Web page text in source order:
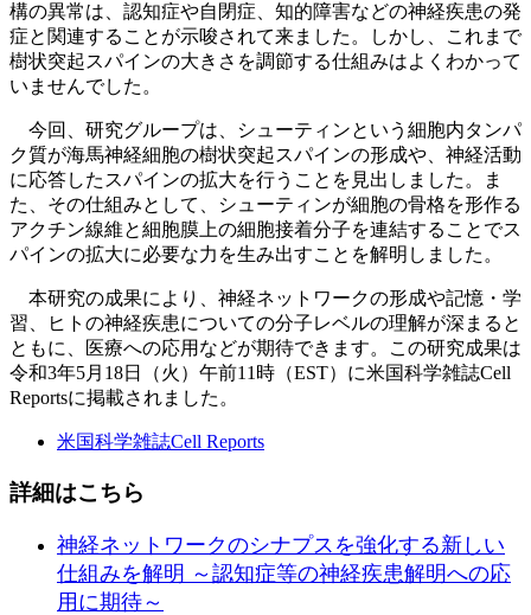
構の異常は、認知症や自閉症、知的障害などの神経疾患の発
症と関連することが示唆されて来ました。しかし、これまで
樹状突起スパインの大きさを調節する仕組みはよくわかって
いませんでした。
今回、研究グループは、シューティンという細胞内タンパ
ク質が海馬神経細胞の樹状突起スパインの形成や、神経活動
に応答したスパインの拡大を行うことを見出しました。ま
た、その仕組みとして、シューティンが細胞の骨格を形作る
アクチン線維と細胞膜上の細胞接着分子を連結することでス
パインの拡大に必要な力を生み出すことを解明しました。
本研究の成果により、神経ネットワークの形成や記憶・学
習、ヒトの神経疾患についての分子レベルの理解が深まると
ともに、医療への応用などが期待できます。この研究成果は
令和3年5月18日（火）午前11時（EST）に米国科学雑誌Cell
Reportsに掲載されました。
米国科学雑誌Cell Reports
詳細はこちら
神経ネットワークのシナプスを強化する新しい
仕組みを解明 ～認知症等の神経疾患解明への応
用に期待～